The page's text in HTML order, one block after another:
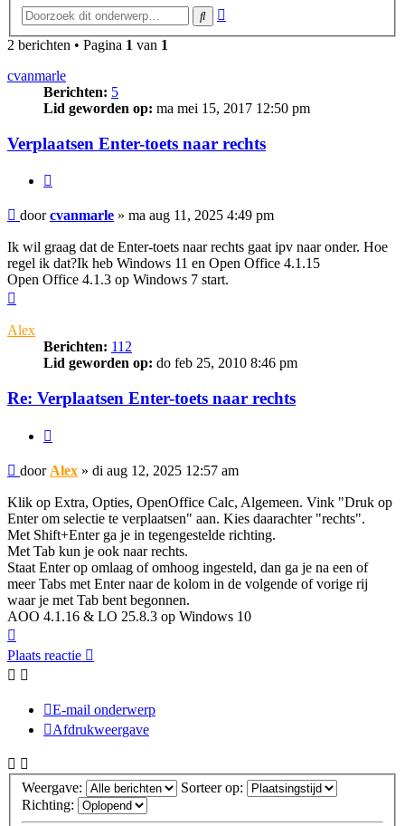
Zoek
2 berichten • Pagina 1 van 1
cvanmarle
Berichten: 5
Lid geworden op: ma mei 15, 2017 12:50 pm
Verplaatsen Enter-toets naar rechts
Bericht
doorcvanmarle » ma aug 11, 2025 4:49 pm
Ik wil graag dat de Enter-toets naar rechts gaat ipv naar onder. Hoe
regel ik dat?Ik heb Windows 11 en Open Office 4.1.15
Open Office 4.1.3 op Windows 7 start.
Alex
Berichten: 112
Lid geworden op: do feb 25, 2010 8:46 pm
Re: Verplaatsen Enter-toets naar rechts
Bericht
door Alex » di aug 12, 2025 12:57 am
Klik op Extra, Opties, OpenOffice Calc, Algemeen. Vink "Druk op
Enter om selectie te verplaatsen" aan. Kies daarachter "rechts".
Met Shift+Enter ga je in tegengestelde richting.
Met Tab kun je ook naar rechts.
Staat Enter op omlaag of omhoog ingesteld, dan ga je na een of
meer Tabs met Enter naar de kolom in de volgende of vorige rij
waar je met Tab bent begonnen.
AOO 4.1.16 & LO 25.8.3 op Windows 10
Plaats reactie
E-mail onderwerp
Afdrukweergave
Weergave:
Sorteer op:
Richting: